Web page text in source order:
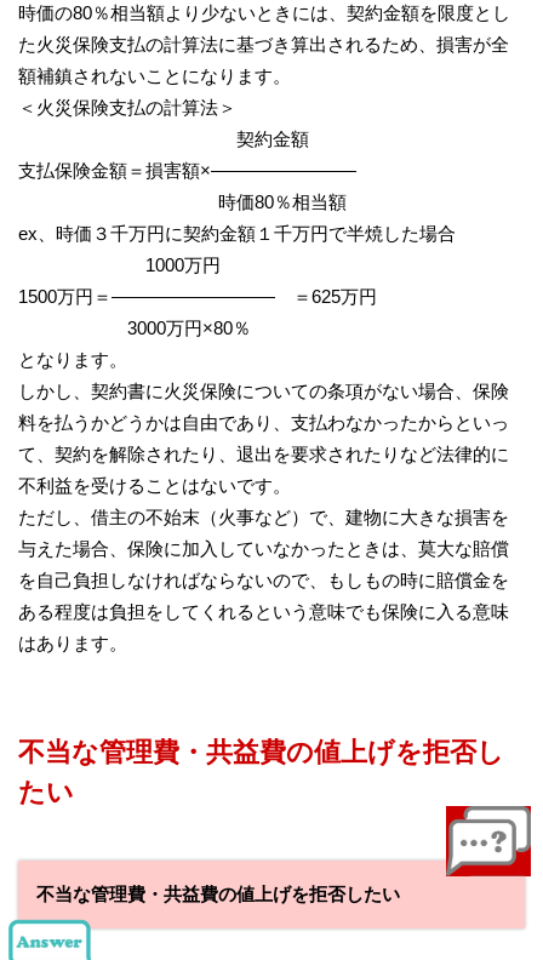
時価の80％相当額より少ないときには、契約金額を限度とし
た火災保険支払の計算法に基づき算出されるため、損害が全
額補鎮されないことになります。
＜火災保険支払の計算法＞
契約金額
支払保険金額＝損害額×――――――――
時価80％相当額
ex、時価３千万円に契約金額１千万円で半焼した場合
1000万円
1500万円＝――――――――― ＝625万円
3000万円×80％
となります。
しかし、契約書に火災保険についての条項がない場合、保険
料を払うかどうかは自由であり、支払わなかったからといっ
て、契約を解除されたり、退出を要求されたりなど法律的に
不利益を受けることはないです。
ただし、借主の不始末（火事など）で、建物に大きな損害を
与えた場合、保険に加入していなかったときは、莫大な賠償
を自己負担しなければならないので、もしもの時に賠償金を
ある程度は負担をしてくれるという意味でも保険に入る意味
はあります。
不当な管理費・共益費の値上げを拒否し
たい
不当な管理費・共益費の値上げを拒否したい